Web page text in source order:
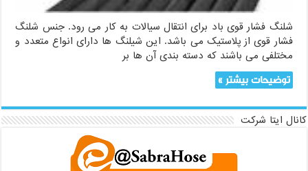
شلنگ فشار قوی باد برای انتقال سیالات به کار می رود. جنس شلنگ
فشار قوی از پلاستیک می باشد. این شیلنگ ها دارای انواع متعدد و
مختلفی می باشند که دسته بندی آن ها بر
توضیحات بیشتر »
کانال ایتا شرکت